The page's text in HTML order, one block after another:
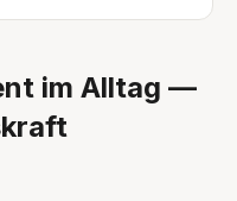
im Alltag —